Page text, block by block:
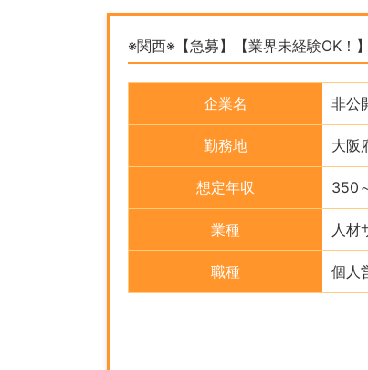
※関西※【急募】【業界未経験OK！
企業名 非公
勤務地 大阪
想定年収 350
業種 人材
職種 個人